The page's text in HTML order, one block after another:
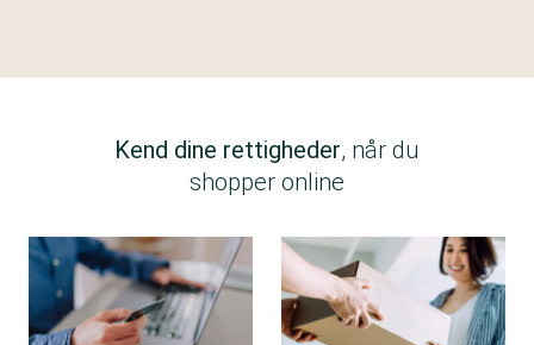
Kend dine rettigheder, når du
shopper online